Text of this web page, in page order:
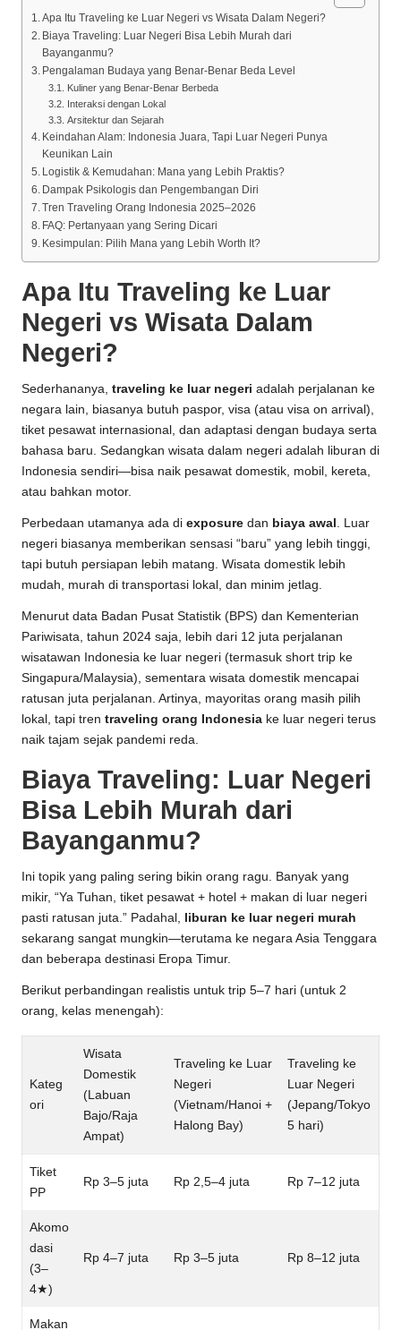
Apa Itu Traveling ke Luar Negeri vs Wisata Dalam Negeri?
Biaya Traveling: Luar Negeri Bisa Lebih Murah dari
Bayanganmu?
Pengalaman Budaya yang Benar-Benar Beda Level
Kuliner yang Benar-Benar Berbeda
Interaksi dengan Lokal
Arsitektur dan Sejarah
Keindahan Alam: Indonesia Juara, Tapi Luar Negeri Punya
Keunikan Lain
Logistik & Kemudahan: Mana yang Lebih Praktis?
Dampak Psikologis dan Pengembangan Diri
Tren Traveling Orang Indonesia 2025–2026
FAQ: Pertanyaan yang Sering Dicari
Kesimpulan: Pilih Mana yang Lebih Worth It?
Apa Itu Traveling ke Luar
Negeri vs Wisata Dalam
Negeri?
Sederhananya, traveling ke luar negeri adalah perjalanan ke
negara lain, biasanya butuh paspor, visa (atau visa on arrival),
tiket pesawat internasional, dan adaptasi dengan budaya serta
bahasa baru. Sedangkan wisata dalam negeri adalah liburan di
Indonesia sendiri—bisa naik pesawat domestik, mobil, kereta,
atau bahkan motor.
Perbedaan utamanya ada di exposure dan biaya awal . Luar
negeri biasanya memberikan sensasi “baru” yang lebih tinggi,
tapi butuh persiapan lebih matang. Wisata domestik lebih
mudah, murah di transportasi lokal, dan minim jetlag.
Menurut data Badan Pusat Statistik (BPS) dan Kementerian
Pariwisata, tahun 2024 saja, lebih dari 12 juta perjalanan
wisatawan Indonesia ke luar negeri (termasuk short trip ke
Singapura/Malaysia), sementara wisata domestik mencapai
ratusan juta perjalanan. Artinya, mayoritas orang masih pilih
lokal, tapi tren traveling orang Indonesia ke luar negeri terus
naik tajam sejak pandemi reda.
Biaya Traveling: Luar Negeri
Bisa Lebih Murah dari
Bayanganmu?
Ini topik yang paling sering bikin orang ragu. Banyak yang
mikir, “Ya Tuhan, tiket pesawat + hotel + makan di luar negeri
pasti ratusan juta.” Padahal, liburan ke luar negeri murah
sekarang sangat mungkin—terutama ke negara Asia Tenggara
dan beberapa destinasi Eropa Timur.
Berikut perbandingan realistis untuk trip 5–7 hari (untuk 2
orang, kelas menengah):
Kateg
ori
Wisata
Domestik
(Labuan
Bajo/Raja
Ampat)
Traveling ke Luar
Negeri
(Vietnam/Hanoi +
Halong Bay)
Traveling ke
Luar Negeri
(Jepang/Tokyo
5 hari)
Tiket
PP
Rp 3–5 juta Rp 2,5–4 juta Rp 7–12 juta
Akomo
dasi
(3–
4★)
Rp 4–7 juta Rp 3–5 juta Rp 8–12 juta
Makan